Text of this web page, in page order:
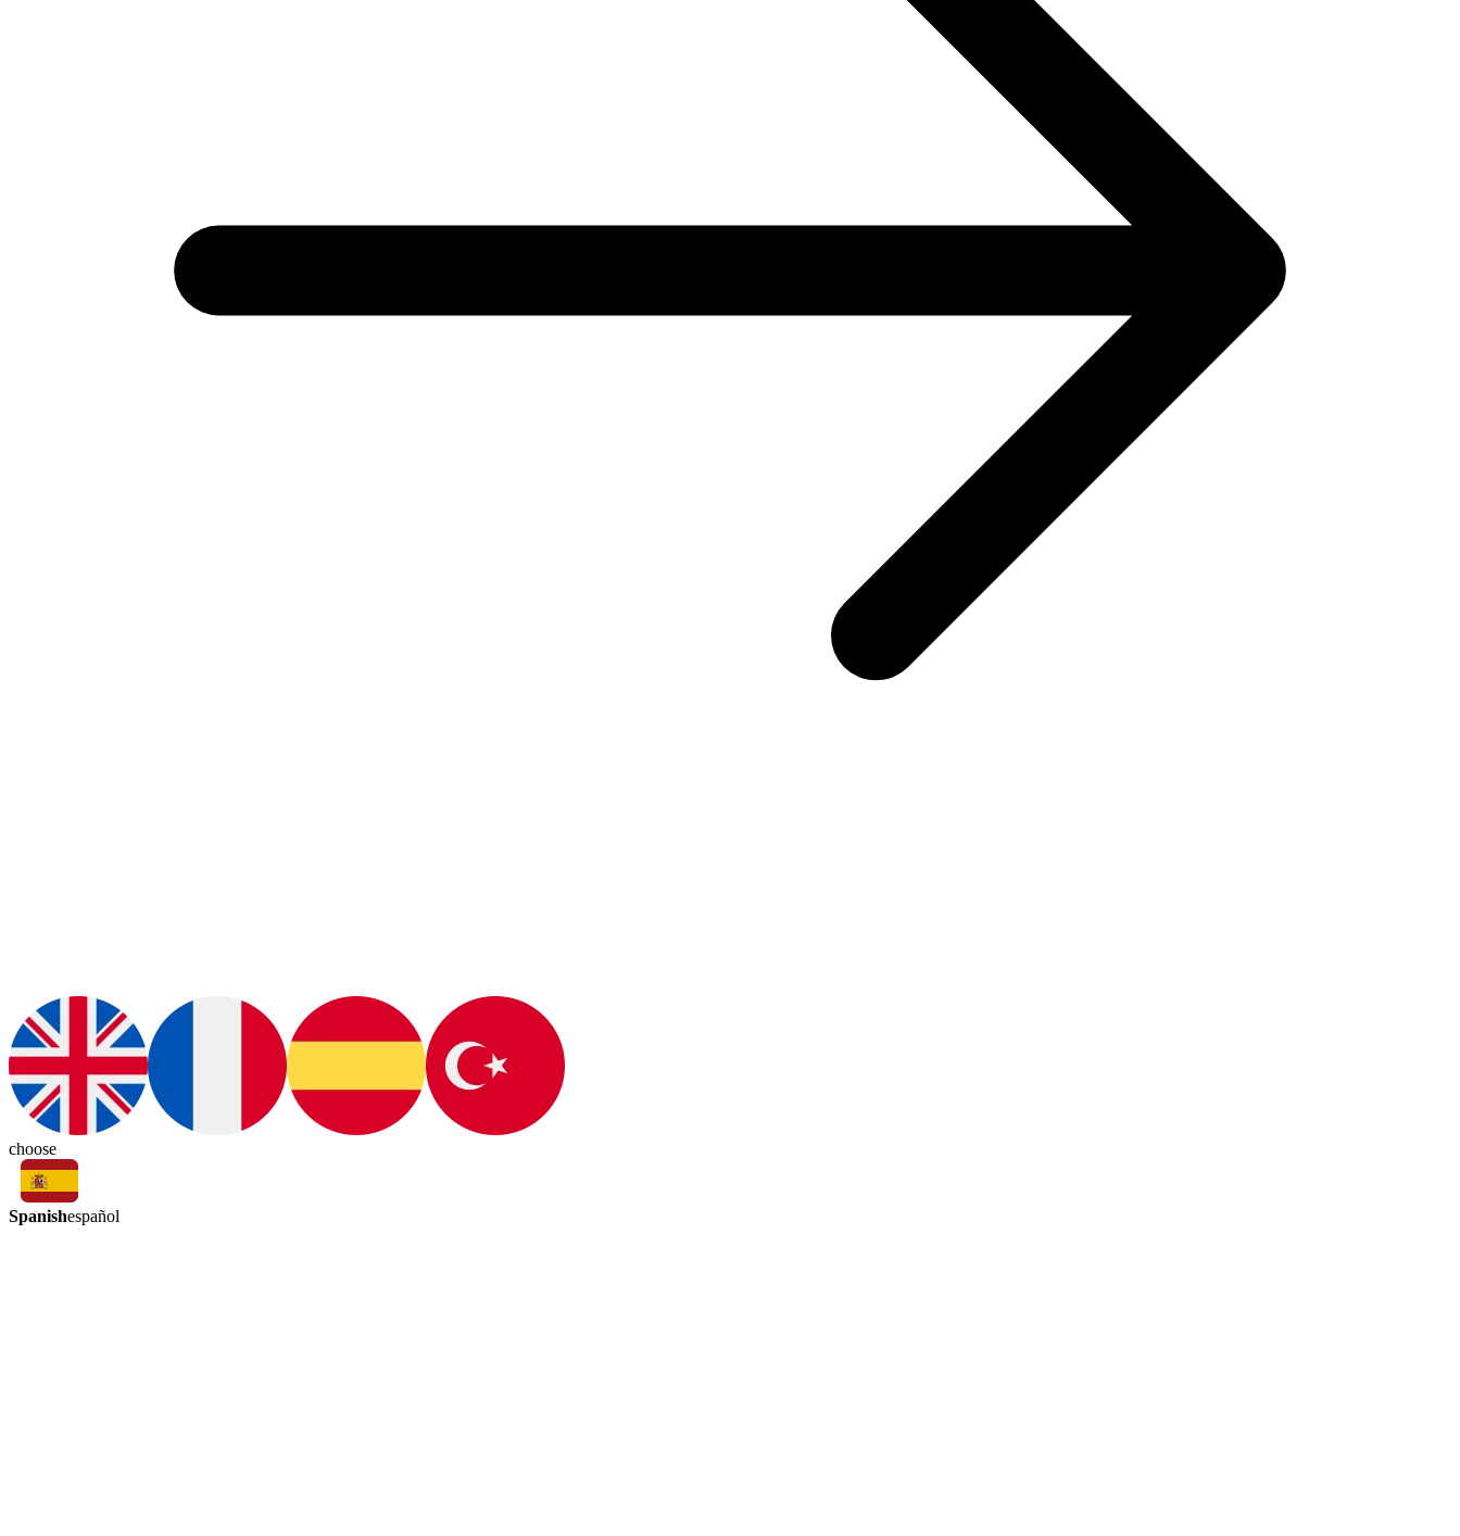
choose
Spanishespañol